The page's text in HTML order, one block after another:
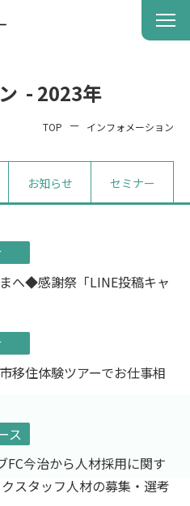
- 2023年
TOP インフォメーション
お知らせ セミナー
へ◆感謝祭「LINE投稿キャ
移住体験ツアーでお仕事相
ス
今治から人材採用に関す
スタッフ人材の募集・選考